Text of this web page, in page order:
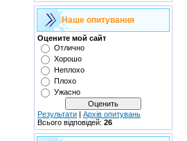
Наше опитування
Оцените мой сайт
Отлично
Хорошо
Неплохо
Плохо
Ужасно
Результати | Архів опитувань
Всього відповідей: 26